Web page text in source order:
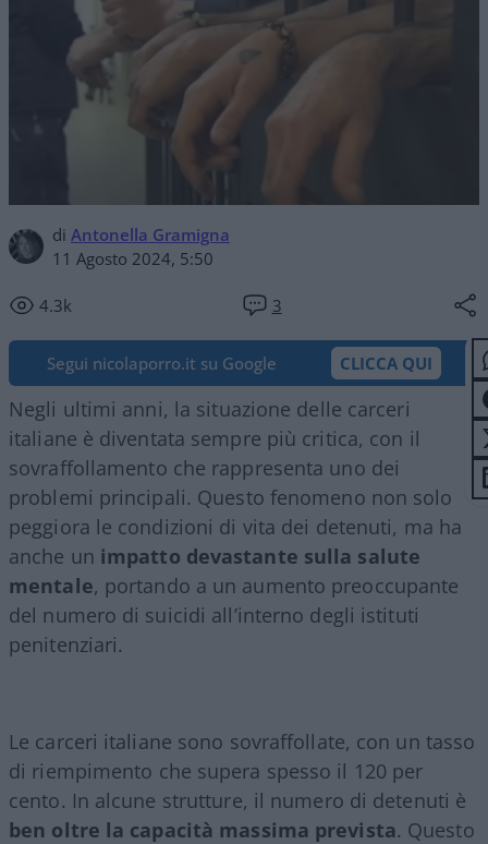
di Antonella Gramigna
11 Agosto 2024, 5:50
4.3k 3
Segui nicolaporro.it su Google CLICCA QUI
Negli ultimi anni, la situazione delle carceri
italiane è diventata sempre più critica, con il
sovraffollamento che rappresenta uno dei
problemi principali. Questo fenomeno non solo
peggiora le condizioni di vita dei detenuti, ma ha
anche un impatto devastante sulla salute
mentale, portando a un aumento preoccupante
del numero di suicidi all’interno degli istituti
penitenziari.
Le carceri italiane sono sovraffollate, con un tasso
di riempimento che supera spesso il 120 per
cento. In alcune strutture, il numero di detenuti è
ben oltre la capacità massima prevista. Questo